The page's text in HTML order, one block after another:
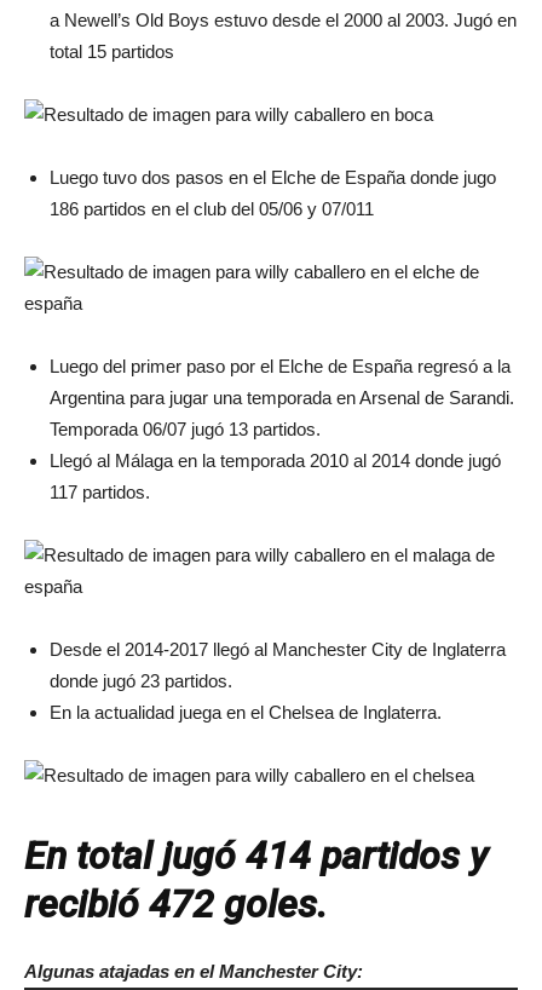
a Newell’s Old Boys estuvo desde el 2000 al 2003. Jugó en
total 15 partidos
Luego tuvo dos pasos en el Elche de España donde jugo
186 partidos en el club del 05/06 y 07/011
Luego del primer paso por el Elche de España regresó a la
Argentina para jugar una temporada en Arsenal de Sarandi.
Temporada 06/07 jugó 13 partidos.
Llegó al Málaga en la temporada 2010 al 2014 donde jugó
117 partidos.
Desde el 2014-2017 llegó al Manchester City de Inglaterra
donde jugó 23 partidos.
En la actualidad juega en el Chelsea de Inglaterra.
En total jugó 414 partidos y
recibió 472 goles.
Algunas atajadas en el Manchester City: